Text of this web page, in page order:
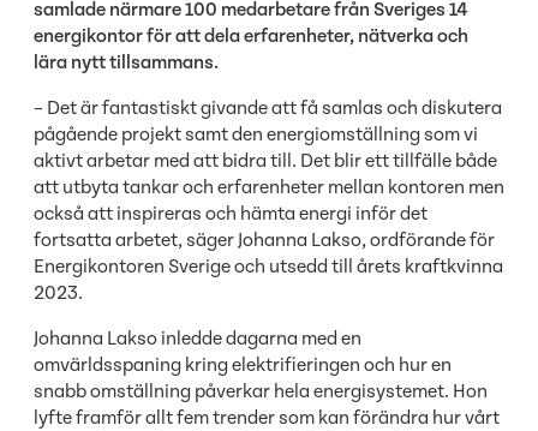
samlade närmare 100 medarbetare från Sveriges 14
energikontor för att dela erfarenheter, nätverka och
lära nytt tillsammans.
– Det är fantastiskt givande att få samlas och diskutera
pågående projekt samt den energiomställning som vi
aktivt arbetar med att bidra till. Det blir ett tillfälle både
att utbyta tankar och erfarenheter mellan kontoren men
också att inspireras och hämta energi inför det
fortsatta arbetet, säger Johanna Lakso, ordförande för
Energikontoren Sverige och utsedd till årets kraftkvinna
2023.
Johanna Lakso inledde dagarna med en
omvärldsspaning kring elektrifieringen och hur en
snabb omställning påverkar hela energisystemet. Hon
lyfte framför allt fem trender som kan förändra hur vårt